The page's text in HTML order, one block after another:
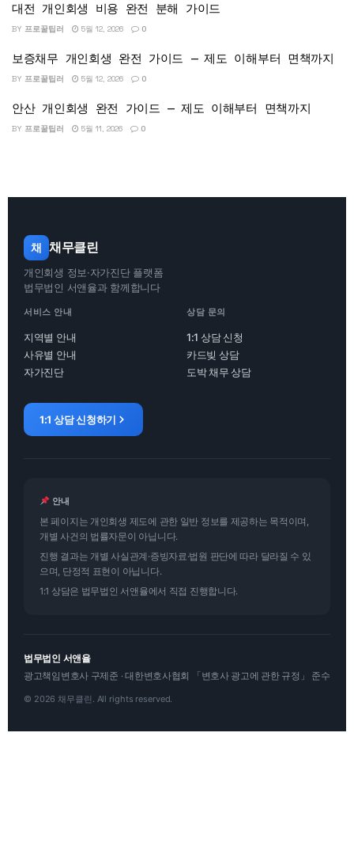
대전 개인회생 비용 완전 분해 가이드
BY 프로꿀팁러 5월 12, 2026 0
보증채무 개인회생 완전 가이드 — 제도 이해부터 면책까지
BY 프로꿀팁러 5월 12, 2026 0
안산 개인회생 완전 가이드 — 제도 이해부터 면책까지
BY 프로꿀팁러 5월 11, 2026 0
채 채무클린
개인회생 정보·자가진단 플랫폼
법무법인 서앤율과 함께합니다
서비스 안내
지역별 안내
사유별 안내
자가진단
상담 문의
1:1 상담 신청
카드빚 상담
도박 채무 상담
1:1 상담 신청하기
안내
본 페이지는 개인회생 제도에 관한 일반 정보를 제공하는 목적이며,
개별 사건의 법률자문이 아닙니다.
진행 결과는 개별 사실관계·증빙자료·법원 판단에 따라 달라질 수 있
으며, 단정적 표현이 아닙니다.
1:1 상담은 법무법인 서앤율에서 직접 진행합니다.
법무법인 서앤율
광고책임변호사 구제준 · 대한변호사협회 「변호사 광고에 관한 규정」 준수
© 2026 채무클린. All rights reserved.